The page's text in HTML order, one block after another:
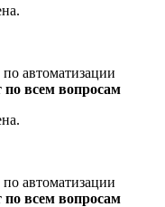
автоматизации
по всем вопросам
автоматизации
по всем вопросам